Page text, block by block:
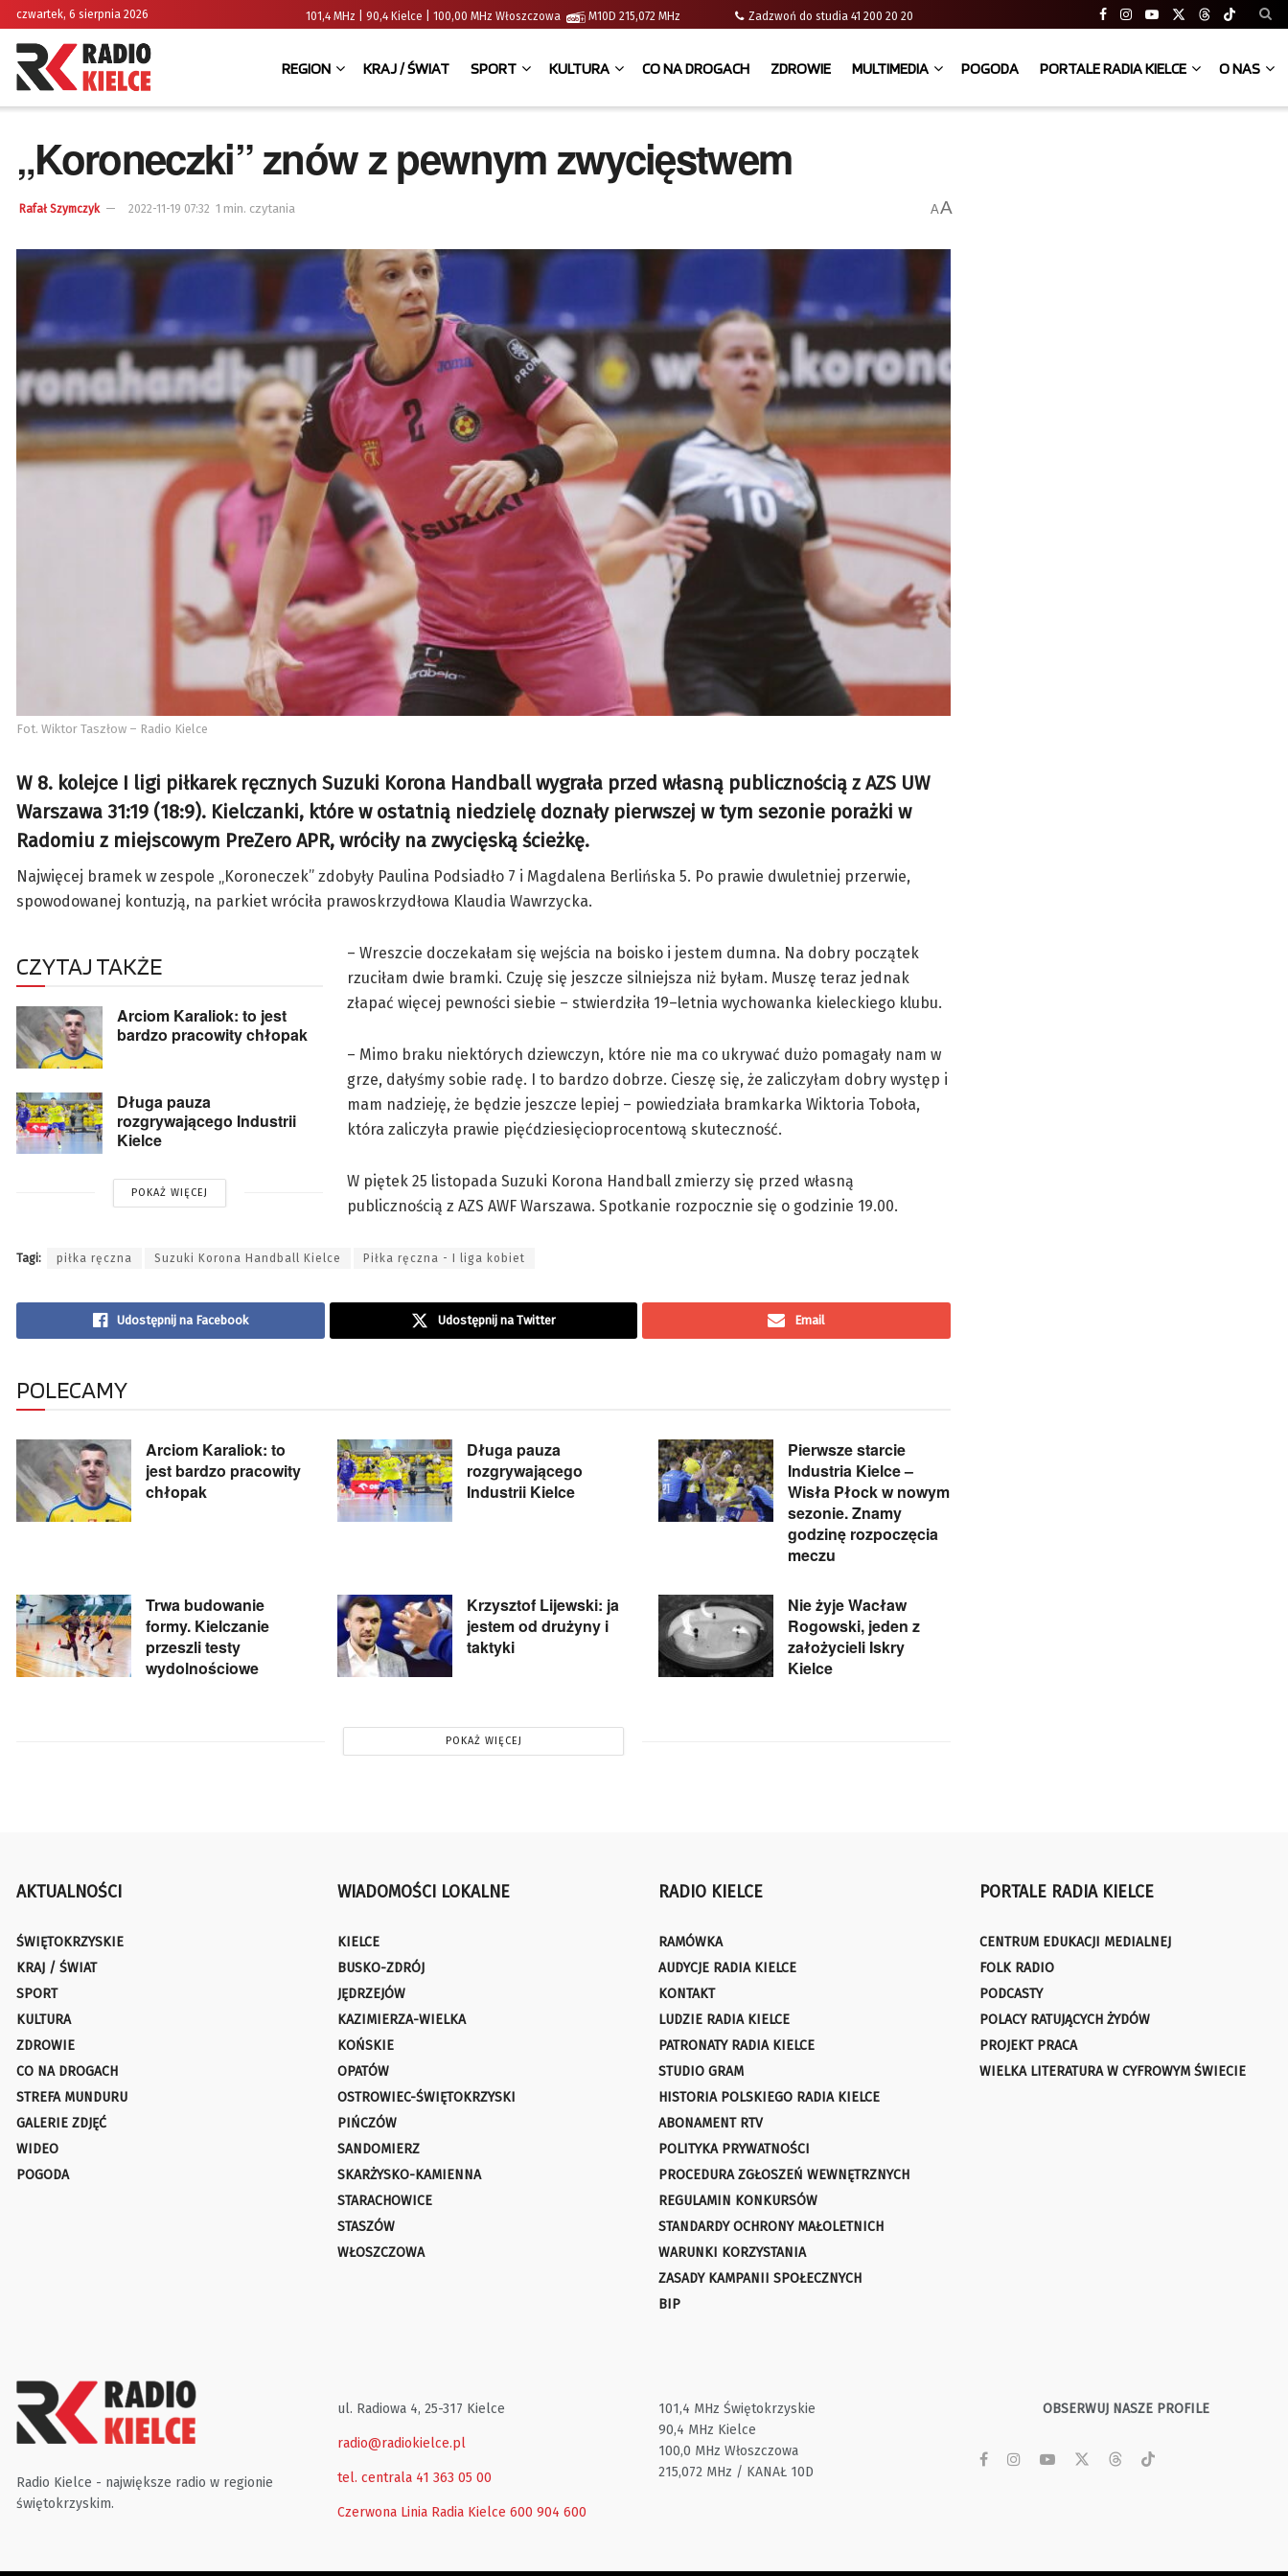
czwartek, 6 sierpnia 2026 101,4 MHz | 90,4 Kielce | 100,00 MHz Włoszczowa M10D 215,072 MHz Zadzwoń do studia 41 200 20 20
REGION KRAJ / ŚWIAT SPORT KULTURA CO NA DROGACH ZDROWIE MULTIMEDIA POGODA PORTALE RADIA KIELCE O NAS
„Koroneczki” znów z pewnym zwycięstwem
Rafał Szymczyk 2022-11-19 07:32 1 min. czytania AA
Fot. Wiktor Taszłow – Radio Kielce
W 8. kolejce I ligi piłkarek ręcznych Suzuki Korona Handball wygrała przed własną publicznością z AZS UW
Warszawa 31:19 (18:9). Kielczanki, które w ostatnią niedzielę doznały pierwszej w tym sezonie porażki w
Radomiu z miejscowym PreZero APR, wróciły na zwycięską ścieżkę.
Najwięcej bramek w zespole „Koroneczek” zdobyły Paulina Podsiadło 7 i Magdalena Berlińska 5. Po prawie dwuletniej przerwie,
spowodowanej kontuzją, na parkiet wróciła prawoskrzydłowa Klaudia Wawrzycka.
CZYTAJ TAKŻE
Arciom Karaliok: to jest
bardzo pracowity chłopak
Długa pauza
rozgrywającego Industrii
Kielce
POKAŻ WIĘCEJ
– Wreszcie doczekałam się wejścia na boisko i jestem dumna. Na dobry początek
rzuciłam dwie bramki. Czuję się jeszcze silniejsza niż byłam. Muszę teraz jednak
złapać więcej pewności siebie – stwierdziła 19–letnia wychowanka kieleckiego klubu.
– Mimo braku niektórych dziewczyn, które nie ma co ukrywać dużo pomagały nam w
grze, dałyśmy sobie radę. I to bardzo dobrze. Cieszę się, że zaliczyłam dobry występ i
mam nadzieję, że będzie jeszcze lepiej – powiedziała bramkarka Wiktoria Toboła,
która zaliczyła prawie pięćdziesięcioprocentową skuteczność.
W piętek 25 listopada Suzuki Korona Handball zmierzy się przed własną
publicznością z AZS AWF Warszawa. Spotkanie rozpocznie się o godzinie 19.00.
Tagi: piłka ręczna Suzuki Korona Handball Kielce Piłka ręczna - I liga kobiet
Udostępnij na Facebook Udostępnij na Twitter Email
POLECAMY
Arciom Karaliok: to
jest bardzo pracowity
chłopak
Długa pauza
rozgrywającego
Industrii Kielce
Pierwsze starcie
Industria Kielce –
Wisła Płock w nowym
sezonie. Znamy
godzinę rozpoczęcia
meczu
Trwa budowanie
formy. Kielczanie
przeszli testy
wydolnościowe
Krzysztof Lijewski: ja
jestem od drużyny i
taktyki
Nie żyje Wacław
Rogowski, jeden z
założycieli Iskry
Kielce
POKAŻ WIĘCEJ
AKTUALNOŚCI
ŚWIĘTOKRZYSKIE
KRAJ / ŚWIAT
SPORT
KULTURA
ZDROWIE
CO NA DROGACH
STREFA MUNDURU
GALERIE ZDJĘĆ
WIDEO
POGODA
WIADOMOŚCI LOKALNE
KIELCE
BUSKO-ZDRÓJ
JĘDRZEJÓW
KAZIMIERZA-WIELKA
KOŃSKIE
OPATÓW
OSTROWIEC-ŚWIĘTOKRZYSKI
PIŃCZÓW
SANDOMIERZ
SKARŻYSKO-KAMIENNA
STARACHOWICE
STASZÓW
WŁOSZCZOWA
RADIO KIELCE
RAMÓWKA
AUDYCJE RADIA KIELCE
KONTAKT
LUDZIE RADIA KIELCE
PATRONATY RADIA KIELCE
STUDIO GRAM
HISTORIA POLSKIEGO RADIA KIELCE
ABONAMENT RTV
POLITYKA PRYWATNOŚCI
PROCEDURA ZGŁOSZEŃ WEWNĘTRZNYCH
REGULAMIN KONKURSÓW
STANDARDY OCHRONY MAŁOLETNICH
WARUNKI KORZYSTANIA
ZASADY KAMPANII SPOŁECZNYCH
BIP
PORTALE RADIA KIELCE
CENTRUM EDUKACJI MEDIALNEJ
FOLK RADIO
PODCASTY
POLACY RATUJĄCYCH ŻYDÓW
PROJEKT PRACA
WIELKA LITERATURA W CYFROWYM ŚWIECIE
Radio Kielce - największe radio w regionie
świętokrzyskim.
ul. Radiowa 4, 25-317 Kielce
radio@radiokielce.pl
tel. centrala 41 363 05 00
Czerwona Linia Radia Kielce 600 904 600
101,4 MHz Świętokrzyskie
90,4 MHz Kielce
100,0 MHz Włoszczowa
215,072 MHz / KANAŁ 10D
OBSERWUJ NASZE PROFILE